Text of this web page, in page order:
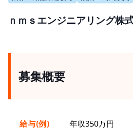
ｎｍｓエンジニアリング株
募集概要
給与(例) 年収350万円